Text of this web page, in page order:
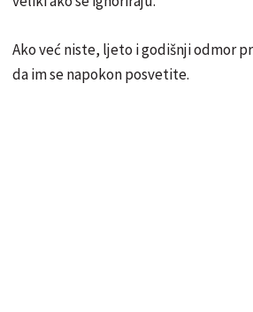
Ako već niste, ljeto i godišnji odmor
da im se napokon posvetite.